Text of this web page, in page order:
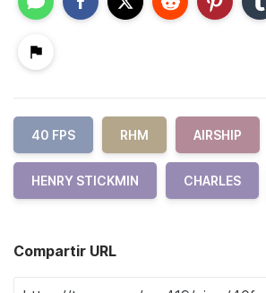
40 FPS RHM AIRSHIP
HENRY STICKMIN CHARLES
Compartir URL